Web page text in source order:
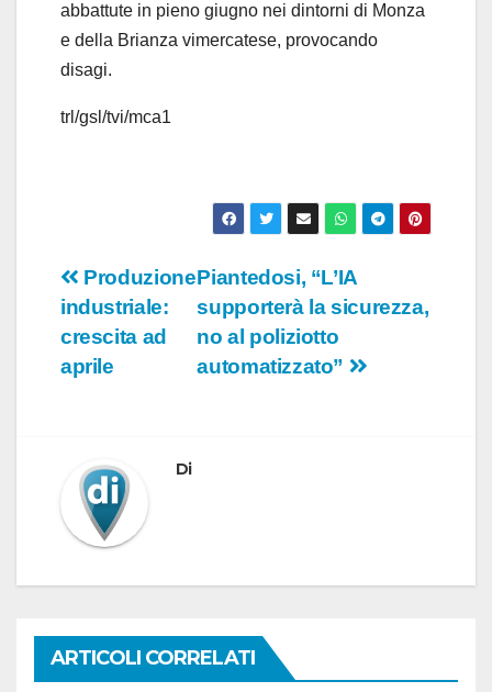
i
abbattute in pieno giugno nei dintorni di Monza
e della Brianza vimercatese, provocando
disagi.
trl/gsl/tvi/mca1
Navigazione
articoli
Piantedosi, “L’IA
supporterà la sicurezza,
no al poliziotto
automatizzato”
Produzione
industriale:
crescita ad
aprile
Di
ARTICOLI CORRELATI